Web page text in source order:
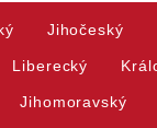
Jihočeský
Liberecký
Jihomoravský